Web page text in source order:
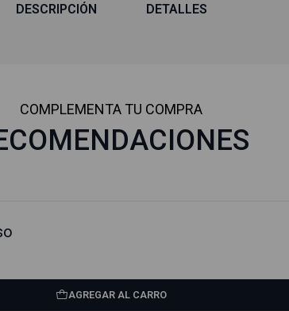
DESCRIPCIÓN DETALLES
COMPLEMENTA TU COMPRA
AGREGAR AL CARRO